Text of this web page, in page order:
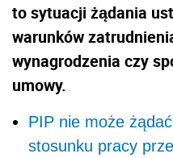
to sytuacji żądania
warunków
wynagrodzenia czy
umowy.
PIP nie może
stosunku pracy